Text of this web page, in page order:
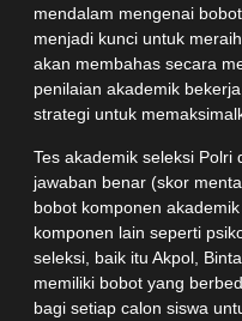
mendalam mengenai
menjadi kunci untuk
akan membahas secara
penilaian akademik
strategi untuk
Tes akademik seleksi Polri
jawaban benar (skor
bobot komponen
komponen lain seperti
seleksi, baik itu Akpol,
memiliki bobot yang
bagi setiap calon siswa